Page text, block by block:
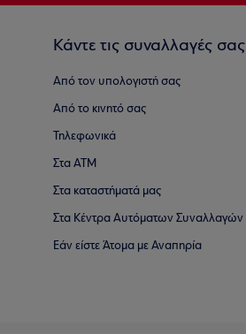
Κάντε τις συναλλαγές σας
Από τον υπολογιστή σας
Από το κινητό σας
Τηλεφωνικά
Στα ΑΤΜ
Στα καταστήματά μας
Στα Κέντρα Αυτόματων Συναλλαγών
Εάν είστε Άτομα με Αναπηρία